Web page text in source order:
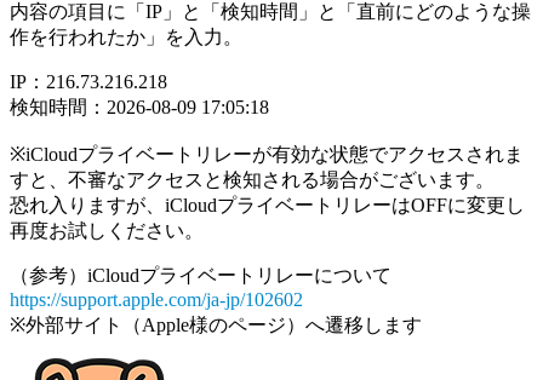
内容の項目に「IP」と「検知時間」と「直前にどのような操
作を行われたか」を入力。
IP：216.73.216.218
検知時間：2026-08-09 17:05:18
※iCloudプライベートリレーが有効な状態でアクセスされま
すと、不審なアクセスと検知される場合がございます。
恐れ入りますが、iCloudプライベートリレーはOFFに変更し
再度お試しください。
（参考）iCloudプライベートリレーについて
https://support.apple.com/ja-jp/102602
※外部サイト（Apple様のページ）へ遷移します